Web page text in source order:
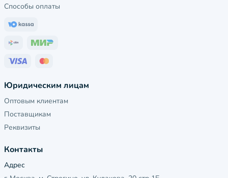
Способы оплаты
Юридическим лицам
Оптовым клиентам
Поставщикам
Реквизиты
Контакты
Адрес